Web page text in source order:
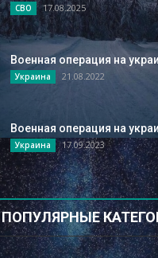
СВО 17.08.2025
Военная операция на
Украина 21.08.2022
Военная операция на
Украина 17.09.2023
ПОПУЛЯРНЫЕ